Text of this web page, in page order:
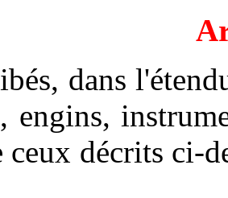
dans
engins,
ceux décrits ci-